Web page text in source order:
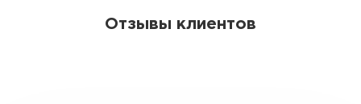
Отзывы клиентов